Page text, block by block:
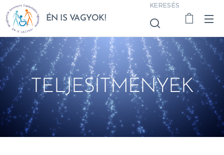
ÉN IS VAGYOK!
KERESÉS
TELJESÍTMÉNYEK